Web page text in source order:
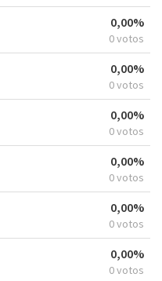
0,00%
0 votos
0,00%
0 votos
0,00%
0 votos
0,00%
0 votos
0,00%
0 votos
0,00%
0 votos